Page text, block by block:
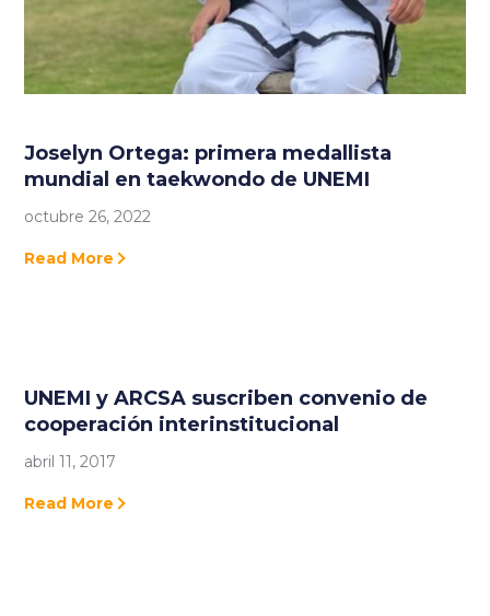
Joselyn Ortega: primera medallista
mundial en taekwondo de UNEMI
octubre 26, 2022
Read More
UNEMI y ARCSA suscriben convenio de
cooperación interinstitucional
abril 11, 2017
Read More